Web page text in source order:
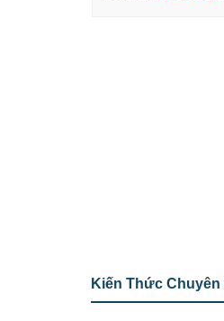
Kiến Thức Chuyên